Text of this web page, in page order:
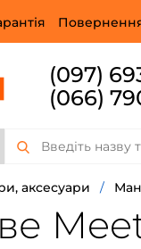
(097)
(066)
аксесуари /